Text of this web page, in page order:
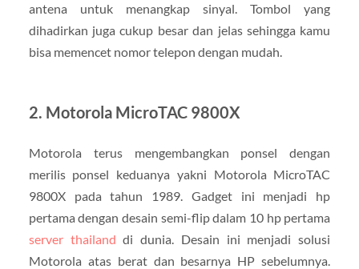
antena untuk menangkap sinyal. Tombol yang
dihadirkan juga cukup besar dan jelas sehingga kamu
bisa memencet nomor telepon dengan mudah.
2. Motorola MicroTAC 9800X
Motorola terus mengembangkan ponsel dengan
merilis ponsel keduanya yakni Motorola MicroTAC
9800X pada tahun 1989. Gadget ini menjadi hp
pertama dengan desain semi-flip dalam 10 hp pertama
server thailand di dunia. Desain ini menjadi solusi
Motorola atas berat dan besarnya HP sebelumnya.